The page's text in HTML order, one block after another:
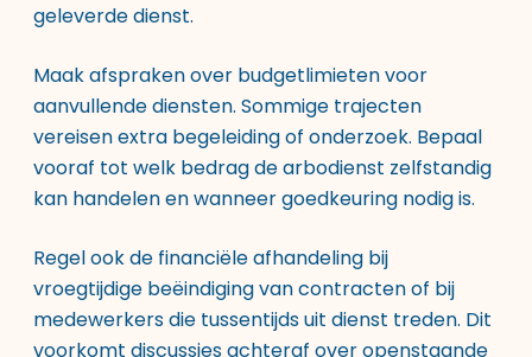
geleverde dienst.
Maak afspraken over budgetlimieten voor
aanvullende diensten. Sommige trajecten
vereisen extra begeleiding of onderzoek. Bepaal
vooraf tot welk bedrag de arbodienst zelfstandig
kan handelen en wanneer goedkeuring nodig is.
Regel ook de financiële afhandeling bij
vroegtijdige beëindiging van contracten of bij
medewerkers die tussentijds uit dienst treden. Dit
voorkomt discussies achteraf over openstaande